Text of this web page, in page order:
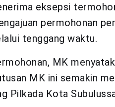
eksepsi
permohonan
tenggang waktu.
MK
MK ini semakin
Pilkada Kota